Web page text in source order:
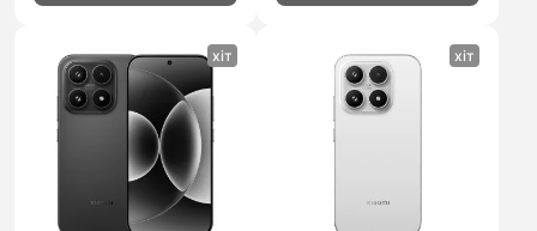
хіт хіт